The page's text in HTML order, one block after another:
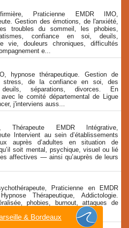
Praticienne EMDR IMO,
Gestion des émotions, de l'anxiété,
troubles du sommeil, les phobies,
confiance en soi, deuils,
vie, douleurs chroniques, difficultés
e...
hypnose thérapeutique. Gestion de
stress, de la confiance en soi, des
deuils, séparations, divorces. En
avec le comité départemental de Ligue
j'interviens auss...
Thérapeute EMDR Intégrative,
Intervient au sein d’établissements
auprès d’adultes en situation de
soit mental, psychique, visuel ou lié
affectives — ainsi qu’auprès de leurs
Praticienne en EMDR
Thérapeutique, Addictologie.
phobies, burnout, attaques de
& Bordeaux